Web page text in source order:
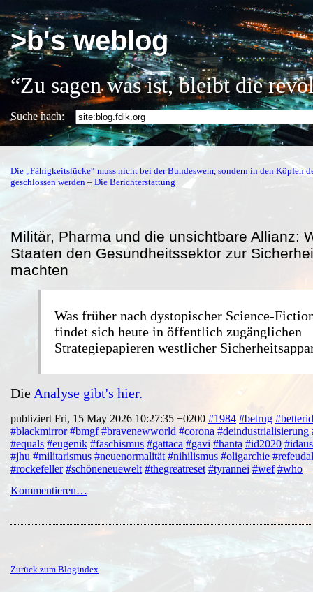
>b's weblog
“Zu sagen was ist, bleibt die
Suche nach:
Die „Fähigkeitslücke“ muss nicht bei der Bundeswehr, sondern in den Köpfen
geschlossen werden – Die Berichterstattung
Militär, Pharma und die unsichtbare Allianz:
Staaten den Gesundheitssektor zur
machten
Was früher nach dystopischer Science-
findet sich heute in öffentlich zugänglichen
Strategiepapieren westlicher
Die Analyse gibt's hier.
publiziert Fri, 15 May 2026 10:27:35 +0200 #1984 #betrug
#blackmirror #bmgf #bravenewworld #corona #deindustrialisierung
#equals #eugenik #faschismus #gattaca #gavi #hanta #id2020
#jhu #militarismus #neuenormalität #nihilismus #oligarchie
#rockefeller #schöneneuewelt #thegreatreset #tyrannei #wef #who
Kommentieren…
Zurück zum Blogindex